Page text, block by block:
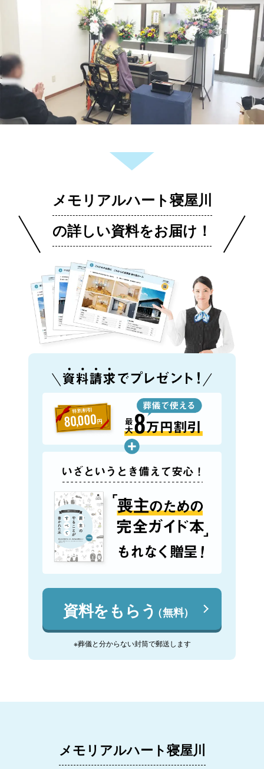
メモリアルハート寝屋川
の詳しい資料をお届け！
資料をもらう（無料）
※葬儀と分からない封筒で郵送します
メモリアルハート寝屋川